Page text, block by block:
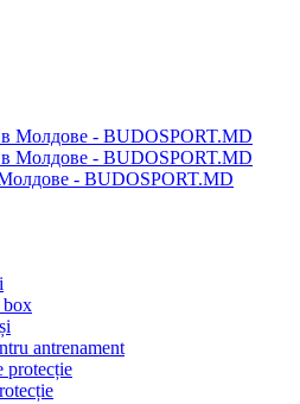
- BUDOSPORT.MD
box
antrenament